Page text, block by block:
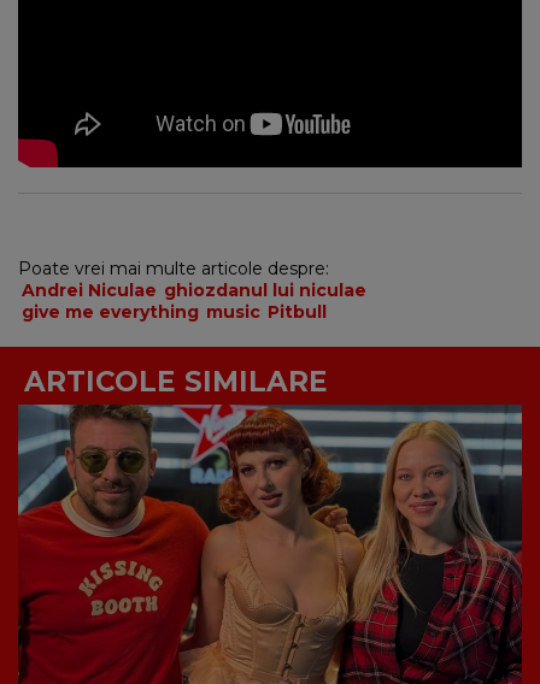
Poate vrei mai multe articole despre:
Andrei Niculae ghiozdanul lui niculae
give me everything music Pitbull
ARTICOLE SIMILARE